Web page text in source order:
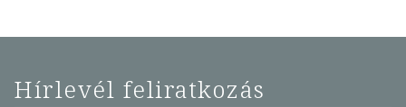
Hírlevél feliratkozás